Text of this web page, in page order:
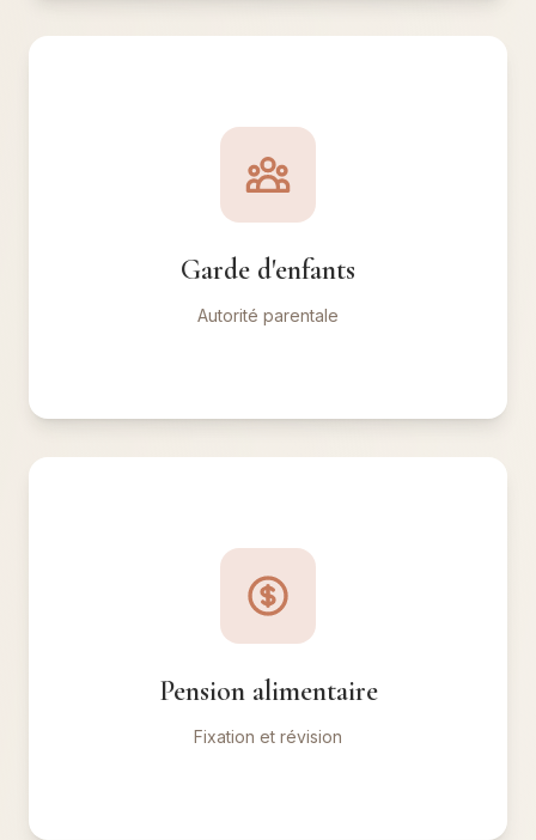
Garde d'enfants
Autorité parentale
Garde d'enfants
Organisation respectant l'intérêt des enfants.
Pension alimentaire
Fixation et révision
Pension alimentaire
Calcul, négociation, révision. Recouvrement des